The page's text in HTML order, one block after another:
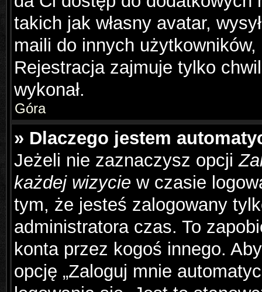
takich jak własny avatar,
maili do innych
Rejestracja zajmuje tylko
wykonał.
Góra
» Dlaczego jestem
Jeżeli nie zaznaczysz opcji
każdej wizycie w czasie
tym, że jesteś zalogowany
administratora czas. To
konta przez kogoś innego.
opcję „Zaloguj mnie